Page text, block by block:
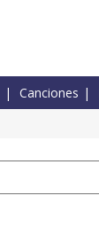
Canciones